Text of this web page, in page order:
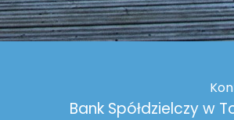
Bank Spółdzielczy w